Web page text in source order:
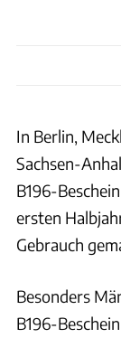
In Berlin,
Sachsen-
B196-
ersten
Gebrauch
Besonders
B196-